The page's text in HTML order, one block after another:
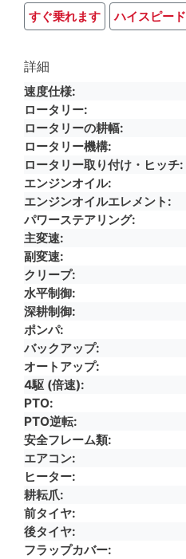
すぐ乗れます ハイスピード
詳細
速度仕様
ロータリー
ロータリーの耕幅
ロータリー機構
ロータリー取り付け・ヒッチ
エンジンオイル
エンジンオイルエレメント
パワーステアリング
主変速
副変速
クリープ
水平制御
深耕制御
ポンパ
バックアップ
オートアップ
4駆 (倍速)
PTO
PTO逆転
安全フレーム類
エアコン
ヒーター
耕耘爪
前タイヤ
後タイヤ
フラップカバー